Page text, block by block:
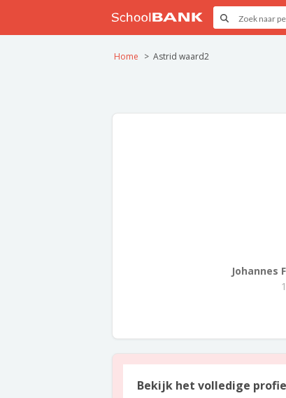
Home Astrid waard2
Johannes
Bekijk het volledige